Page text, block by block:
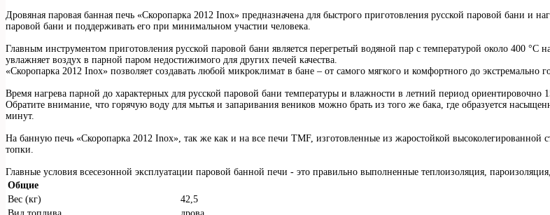
Дровяная паровая банная печь «Скоропарка 2012 Inox» предназначена для быстрого приготовления русской паровой бани и
паровой бани и поддерживать его при минимальном участии человека.
Главным инструментом приготовления русской паровой бани является перегретый водяной пар с температурой около 400
увлажняет воздух в парной паром недостижимого для других печей качества.
«Скоропарка 2012 Inox» позволяет создавать любой микроклимат в бане – от самого мягкого и комфортного до экстремально
Время нагрева парной до характерных для русской паровой бани температуры и влажности в летний период
Обратите внимание, что горячую воду для мытья и запаривания веников можно брать из того же бака, где образуется
минут.
На банную печь «Скоропарка 2012 Inox», так же как и на все печи TMF, изготовленные из жаростойкой высоколегированной
топки.
Главные условия всесезонной эксплуатации паровой банной печи - это правильно выполненные теплоизоляция,
Общие
Вес (кг)
42,5